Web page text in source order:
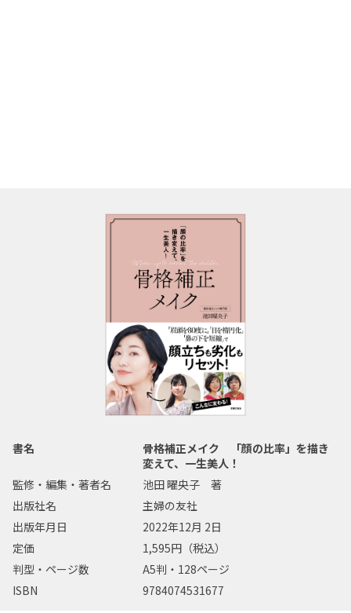
書名
骨格補正メイク 「顔の比率」を描き
変えて、一生美人！
監修・編集・著者名
池田 曜央子 著
出版社名
主婦の友社
出版年月日
2022年12月 2日
定価
1,595円（税込）
判型・ページ数
A5判・128ページ
ISBN
9784074531677